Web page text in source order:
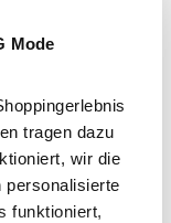
Mode
tragen dazu
wir die
personalisierte
funktioniert,
Territory
mit